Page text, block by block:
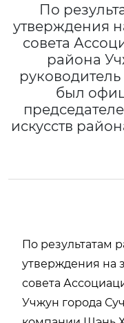
По
утверждения
совета
района
был
искусств
По результатам
утверждения на
совета
Учжун города